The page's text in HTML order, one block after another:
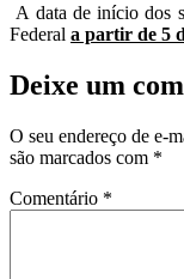
A data de início dos
Federal a partir de 5
Deixe um
O seu endereço de e-
são marcados com *
Comentário *